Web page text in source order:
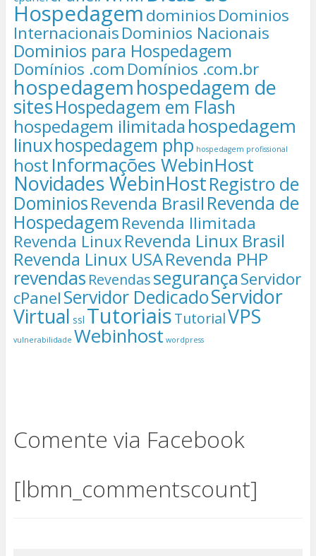
HospedagemdominiosDominios
InternacionaisDominios Nacionais
Dominios para Hospedagem
Domínios .com Domínios .com.br
hospedagemhospedagem de
sitesHospedagem em Flash
hospedagem ilimitada hospedagem
linuxhospedagem php hospedagem profissional
host Informações WebinHost
Novidades WebinHostRegistro de
DominiosRevenda Brasil Revenda de
Hospedagem Revenda Ilimitada
Revenda LinuxRevenda Linux Brasil
Revenda Linux USARevenda PHP
revendas RevendassegurançaServidor
cPanelServidor DedicadoServidor
Virtual ssl TutoriaisTutorialVPS
vulnerabilidade Webinhost wordpress
Comente via Facebook
[lbmn_commentscount]